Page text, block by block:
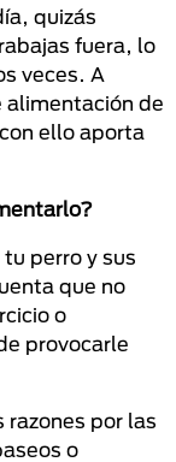
quizás
fuera, lo
veces. A
alimentación de
ello aporta
perro y sus
que no
o
provocarle
razones por las
o